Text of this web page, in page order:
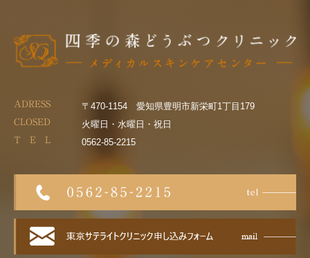
ADRESS 〒470-1154 愛知県豊明市新栄町1丁目179
CLOSED 火曜日・水曜日・祝日
T E L 0562-85-2215